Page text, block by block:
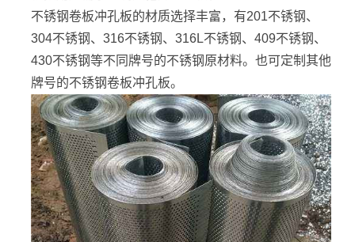
不锈钢卷板冲孔板的材质选择丰富，有201不锈钢、
304不锈钢、316不锈钢、316L不锈钢、409不锈钢、
430不锈钢等不同牌号的不锈钢原材料。也可定制其他
牌号的不锈钢卷板冲孔板。